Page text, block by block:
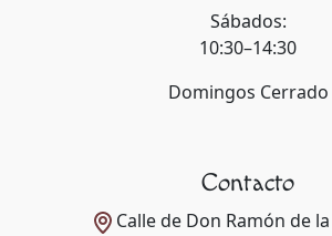
Sábados:
10:30–14:30
Domingos Cerrado
Contacto
Calle de Don Ramón de